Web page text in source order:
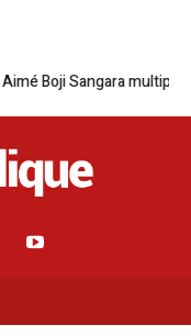
en faveur de la RDC.